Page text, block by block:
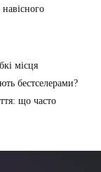
місця
бестселерами?
що часто